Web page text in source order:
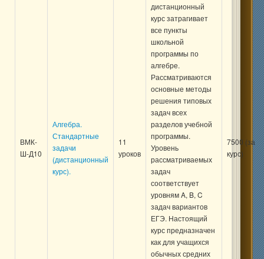
ВМК-
Ш-Д10
Алгебра.
Стандартные
задачи
(дистанционный
курс).
11
уроков
дистанционный
курс затрагивает
все пункты
школьной
программы по
алгебре.
Рассматриваются
основные методы
решения типовых
задач всех
разделов учебной
программы.
Уровень
рассматриваемых
задач
соответствует
уровням A, B, C
задач вариантов
ЕГЭ. Настоящий
курс предназначен
как для учащихся
обычных средних
7500 (за
курс)